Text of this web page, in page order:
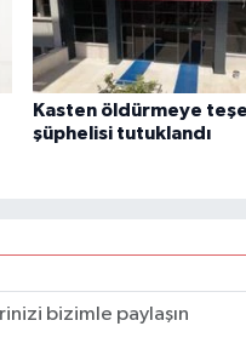
Kasten öldürmeye
şüphelisi tutuklandı